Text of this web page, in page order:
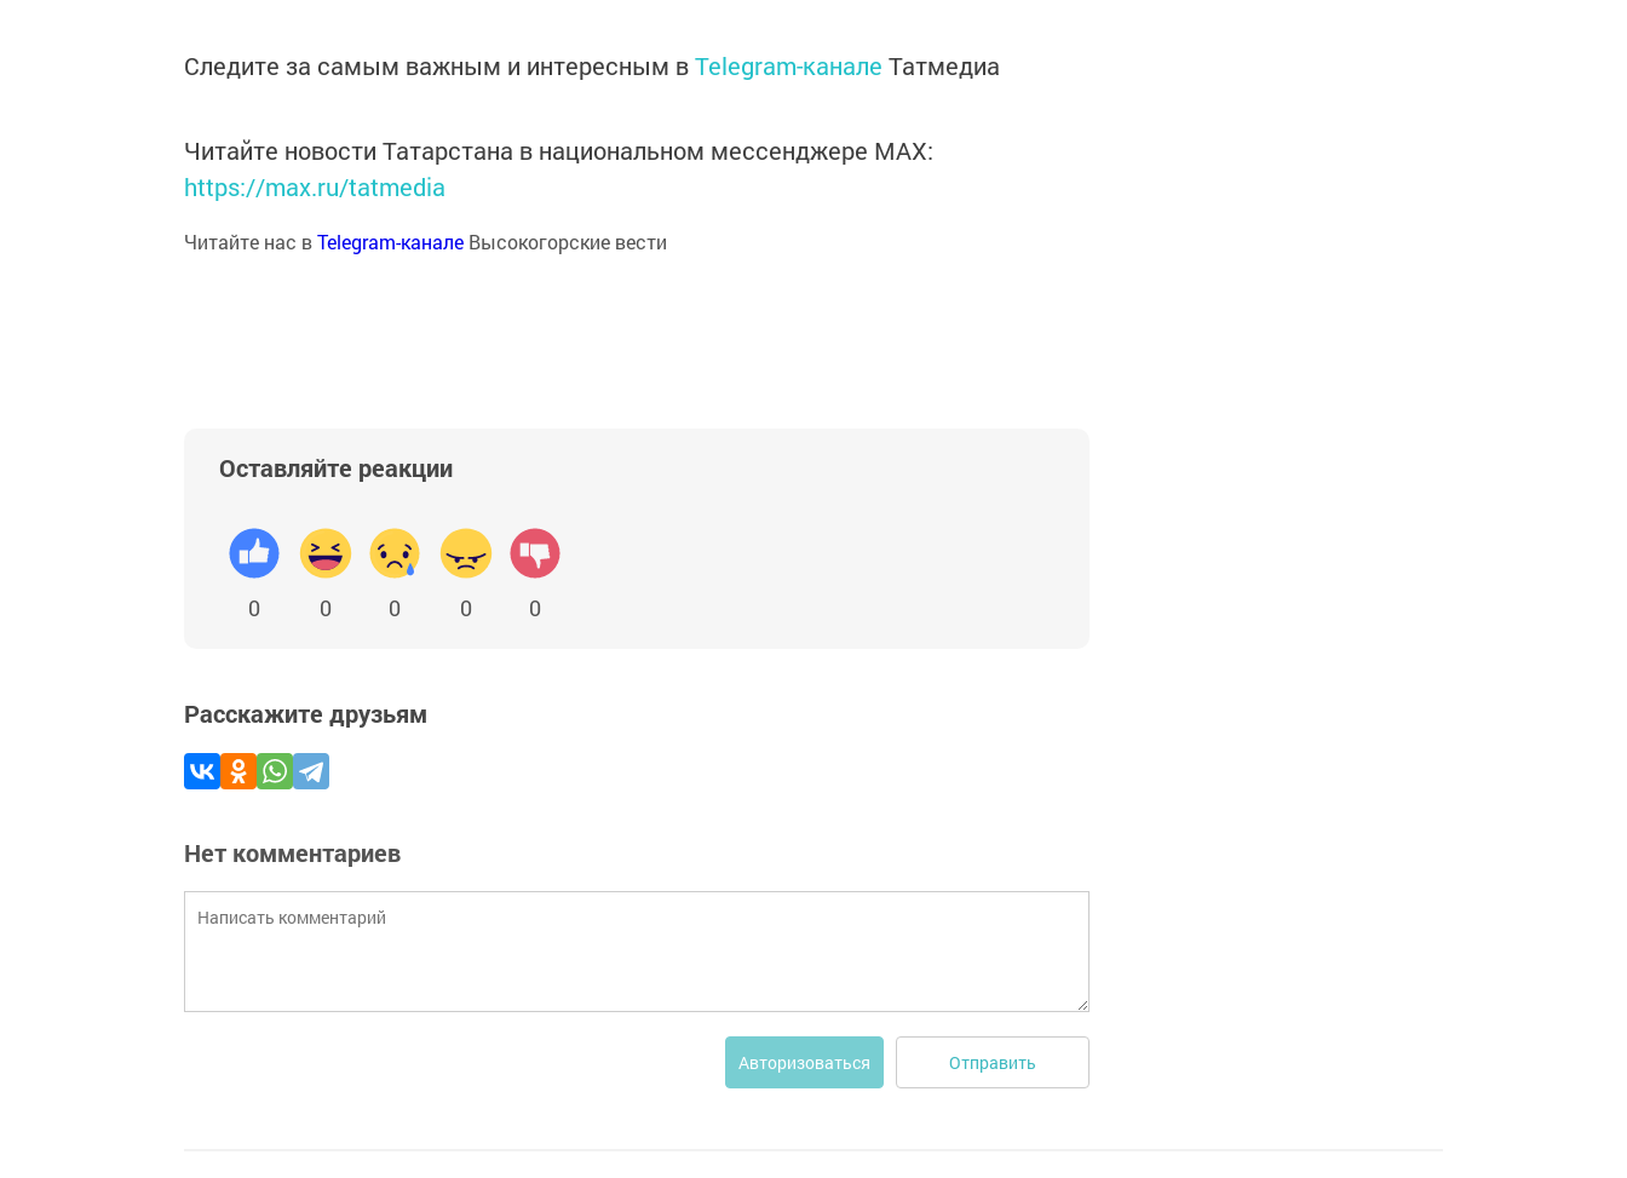
Следите за самым важным и интересным вTelegram-канале Татмедиа
Читайте новости Татарстана в национальном мессенджере MАХ:
https://max.ru/tatmedia
Читайте нас вTelegram-канале Высокогорские вести
Оставляйте реакции
0 0 0 0 0
Расскажите друзьям
Нет комментариев
Авторизоваться Отправить